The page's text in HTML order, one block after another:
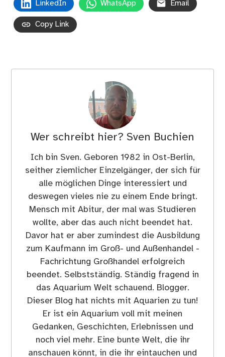
LinkedIn WhatsApp Email
Copy Link
Wer schreibt hier? Sven Buchien
Ich bin Sven. Geboren 1982 in Ost-Berlin,
seither ziemlicher Einzelgänger, der sich für
alle möglichen Dinge interessiert und
deswegen vieles nie zu einem Ende bringt.
Mensch mit Abitur, der mal was Studieren
wollte, aber das auch nicht beendet hat.
Davor hat er aber zumindest die Ausbildung
zum Kaufmann im Groß- und Außenhandel -
Fachrichtung Großhandel erfolgreich
beendet. Selbstständig. Ständig fragend in
das Aquarium Welt schauend. Blogger.
Dieser Blog hat nichts mit Aquarien zu tun!
Er ist ein Aquarium voll mit meinen
Gedanken, Geschichten, Erlebnissen und
noch viel mehr. Eine bunte Welt, die ihr
anschauen könnt, in die ihr eintauchen und